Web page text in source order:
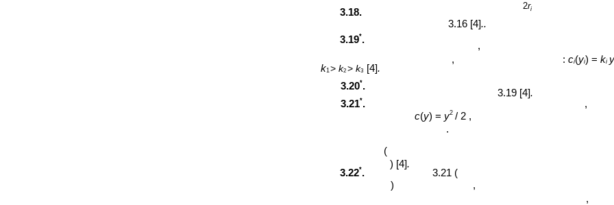
3.18.
2ri
3.16 [4]..
3.19*.
,
: ci(yi) = ki y
k1> k2 > k3 [4].
,
3.20*.
3.19 [4].
3.21*. ,
c(y) = y2 / 2 ,
.
(
3.22*.
) [4].
3.21 (
)
,
,